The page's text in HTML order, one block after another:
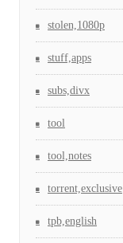
stolen,1080p
stuff,apps
subs,divx
tool
tool,notes
torrent,exclusive
tpb,english